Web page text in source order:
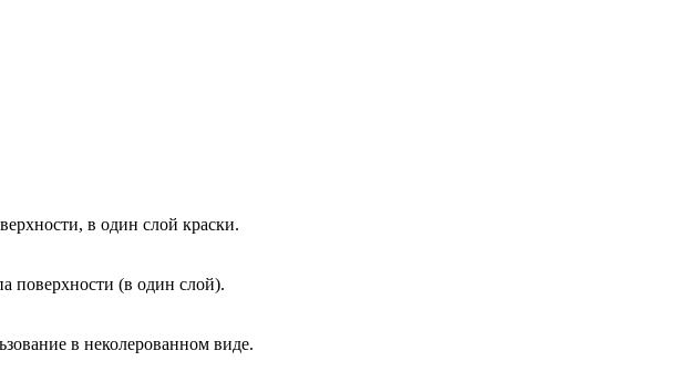
в один слой краски.
поверхности (в один слой).
в неколерованном виде.